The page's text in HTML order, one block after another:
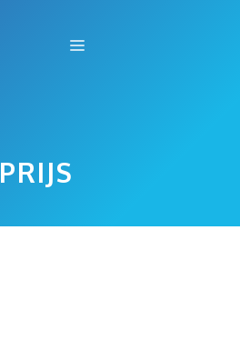
Menu
PRIJS